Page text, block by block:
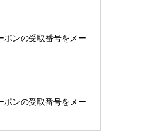
ポンの受取番号をメー
ポンの受取番号をメー